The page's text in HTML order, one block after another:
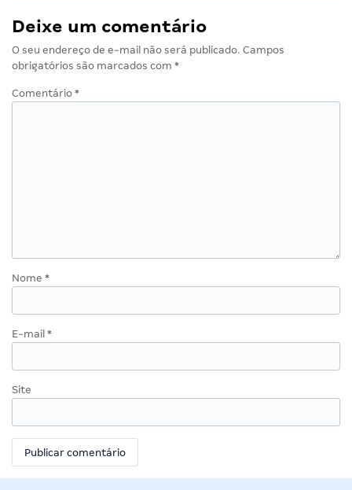
Deixe um comentário
O seu endereço de e-mail não será publicado. Campos
obrigatórios são marcados com *
Comentário *
Nome *
E-mail *
Site